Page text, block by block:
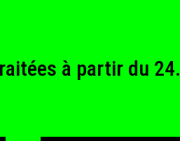
à partir du